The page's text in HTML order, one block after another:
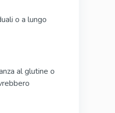
o a lungo
al glutine o